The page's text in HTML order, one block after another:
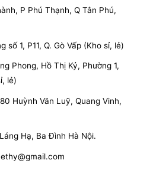
P Phú Thạnh, Q Tân Phú,
số 1, P11, Q. Gò Vấp (Kho sỉ, lẻ)
Phong, Hồ Thị Kỷ, Phường 1,
lẻ)
Huỳnh Văn Luỹ, Quang Vinh,
Hạ, Ba Đình Hà Nội.